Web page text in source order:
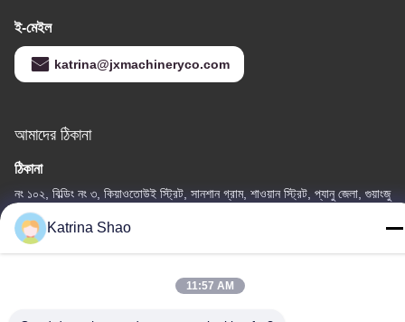
ই-মেইল
katrina@jxmachineryco.com
আমাদের ঠিকানা
ঠিকানা
নং ১০২, বিল্ডিং নং ৩, কিয়াওতোউই স্ট্রিট, সানশান গ্রাম, শাওয়ান স্ট্রিট, প্যানু জেলা, গুয়াংজু
সিটি, গুয়াংডং প্রদেশ, চীন
টেলিফোন
Katrina Shao
11:57 AM